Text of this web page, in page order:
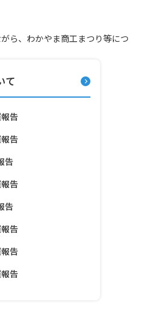
ら、わかやま商工まつり等につ
て
告
告
告
告
告
告
告
告